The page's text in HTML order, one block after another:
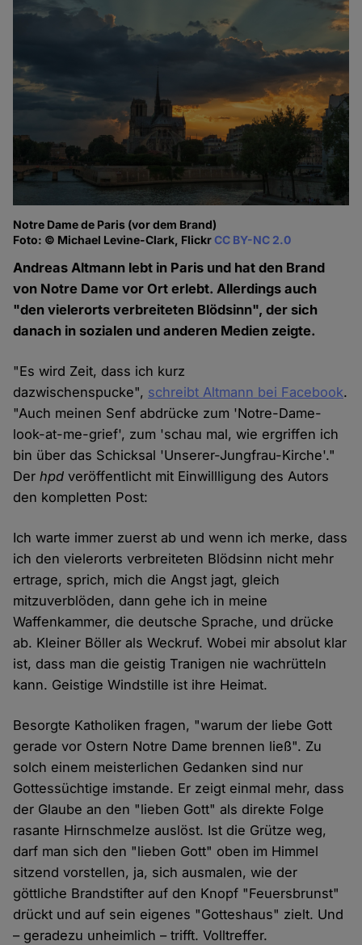
Notre Dame de Paris (vor dem Brand)
Foto: © Michael Levine-Clark, FlickrCC BY-NC 2.0
Andreas Altmann lebt in Paris und hat den Brand
von Notre Dame vor Ort erlebt. Allerdings auch
"den vielerorts verbreiteten Blödsinn", der sich
danach in sozialen und anderen Medien zeigte.
"Es wird Zeit, dass ich kurz
dazwischenspucke", schreibt Altmann bei Facebook.
"Auch meinen Senf abdrücke zum 'Notre-Dame-
look-at-me-grief', zum 'schau mal, wie ergriffen ich
bin über das Schicksal 'Unserer-Jungfrau-Kirche'."
Derhpd veröffentlicht mit Einwillligung des Autors
den kompletten Post:
Ich warte immer zuerst ab und wenn ich merke, dass
ich den vielerorts verbreiteten Blödsinn nicht mehr
ertrage, sprich, mich die Angst jagt, gleich
mitzuverblöden, dann gehe ich in meine
Waffenkammer, die deutsche Sprache, und drücke
ab. Kleiner Böller als Weckruf. Wobei mir absolut klar
ist, dass man die geistig Tranigen nie wachrütteln
kann. Geistige Windstille ist ihre Heimat.
Besorgte Katholiken fragen, "warum der liebe Gott
gerade vor Ostern Notre Dame brennen ließ". Zu
solch einem meisterlichen Gedanken sind nur
Gottessüchtige imstande. Er zeigt einmal mehr, dass
der Glaube an den "lieben Gott" als direkte Folge
rasante Hirnschmelze auslöst. Ist die Grütze weg,
darf man sich den "lieben Gott" oben im Himmel
sitzend vorstellen, ja, sich ausmalen, wie der
göttliche Brandstifter auf den Knopf "Feuersbrunst"
drückt und auf sein eigenes "Gotteshaus" zielt. Und
– geradezu unheimlich – trifft. Volltreffer.